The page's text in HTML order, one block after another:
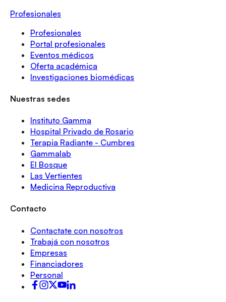
Profesionales
Profesionales
Portal profesionales
Eventos médicos
Oferta académica
Investigaciones biomédicas
Nuestras sedes
Instituto Gamma
Hospital Privado de Rosario
Terapia Radiante - Cumbres
Gammalab
El Bosque
Las Vertientes
Medicina Reproductiva
Contacto
Contactate con nosotros
Trabajá con nosotros
Empresas
Financiadores
Personal